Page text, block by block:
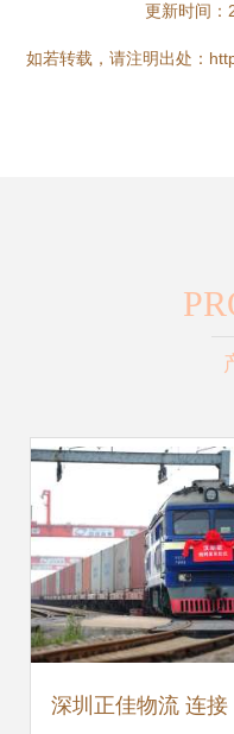
更新时间
如若转载，请注明出处：
深圳正佳物流 连接